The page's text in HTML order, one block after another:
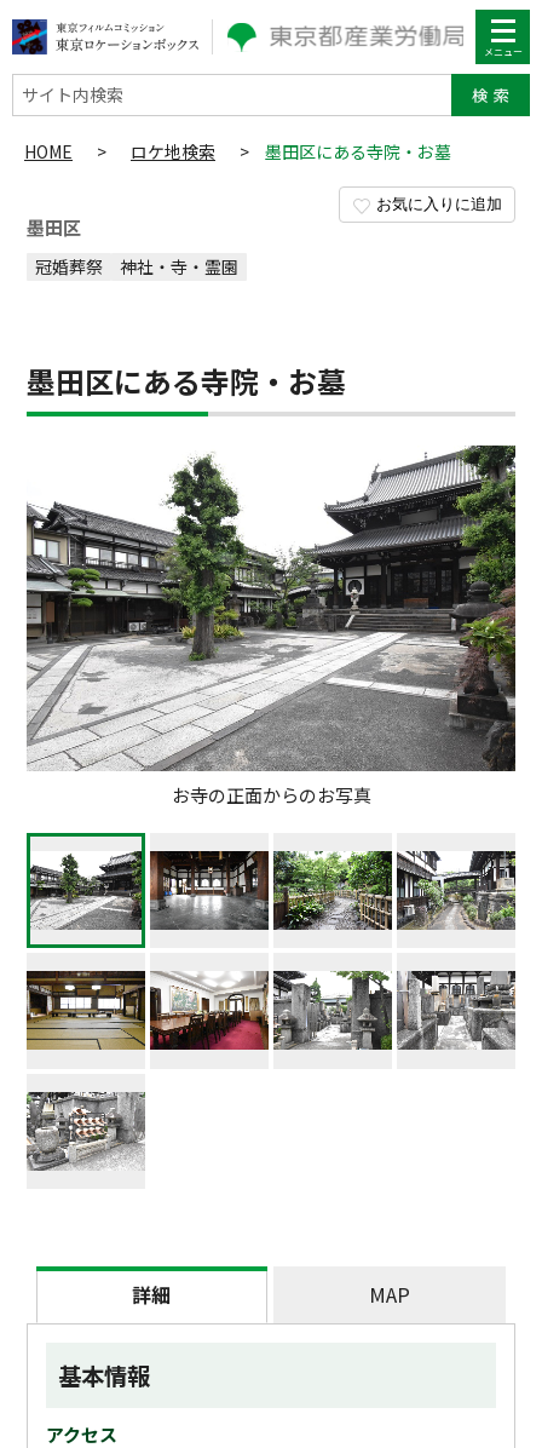
サイト内検索
HOME > ロケ地検索 > 墨田区にある寺院・お墓
お気に入りに追加
墨田区
冠婚葬祭 神社・寺・霊園
墨田区にある寺院・お墓
お寺の正面からのお写真
詳細 MAP
基本情報
アクセス